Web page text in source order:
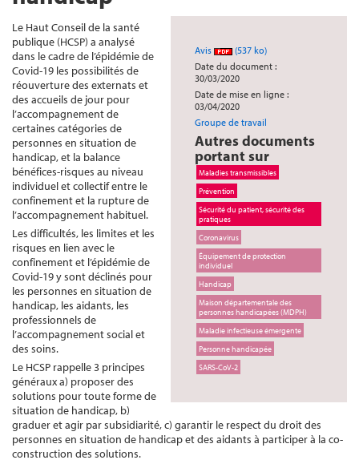
Avis
(537 ko)
Date du document :
30/03/2020
Date de mise en ligne :
03/04/2020
Groupe de travail
Autres documents
portant sur
Maladies transmissibles
Prévention
Sécurité du patient, sécurité des
pratiques
Coronavirus
Équipement de protection
individuel
Handicap
Maison départementale des
personnes handicapées (MDPH)
Maladie infectieuse émergente
Personne handicapée
SARS-CoV-2
Le Haut Conseil de la santé
publique (HCSP) a analysé
dans le cadre de l’épidémie de
Covid-19 les possibilités de
réouverture des externats et
des accueils de jour pour
l’accompagnement de
certaines catégories de
personnes en situation de
handicap, et la balance
bénéfices-risques au niveau
individuel et collectif entre le
confinement et la rupture de
l’accompagnement habituel.
Les difficultés, les limites et les
risques en lien avec le
confinement et l’épidémie de
Covid-19 y sont déclinés pour
les personnes en situation de
handicap, les aidants, les
professionnels de
l’accompagnement social et
des soins.
Le HCSP rappelle 3 principes
généraux a) proposer des
solutions pour toute forme de
situation de handicap, b)
graduer et agir par subsidiarité, c) garantir le respect du droit des
personnes en situation de handicap et des aidants à participer à la co-
construction des solutions.